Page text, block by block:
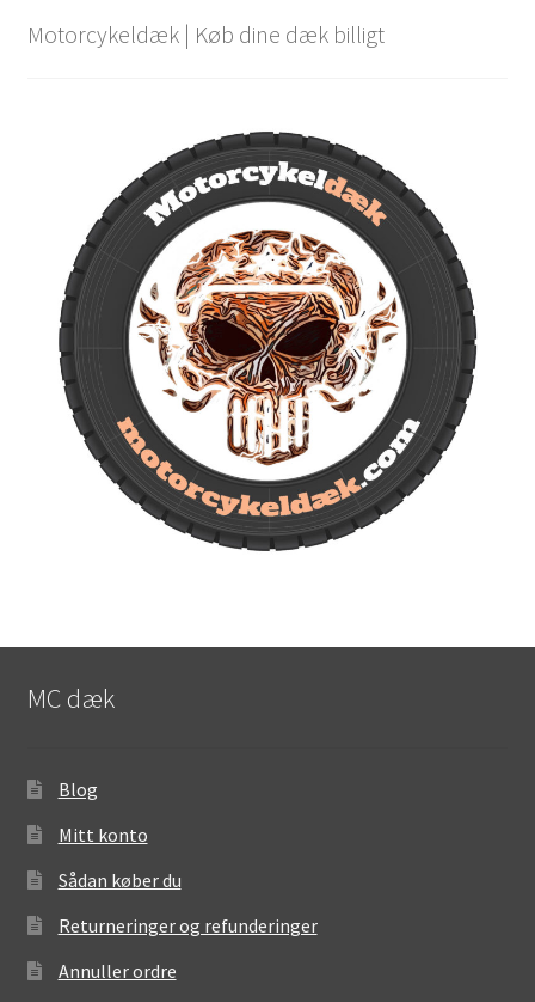
Motorcykeldæk | Køb dine dæk billigt
MC dæk
Blog
Mitt konto
Sådan køber du
Returneringer og refunderinger
Annuller ordre